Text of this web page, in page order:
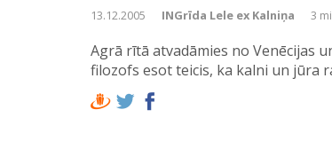
13.12.2005 INGrīda Lele ex Kalniņa 3
Agrā rītā atvadāmies no Venēcijas
filozofs esot teicis, ka kalni un jūra